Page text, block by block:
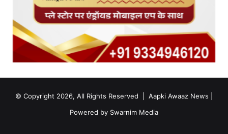
© Copyright 2026, All Rights Reserved | Aapki Awaaz News
Powered by Swarnim Media